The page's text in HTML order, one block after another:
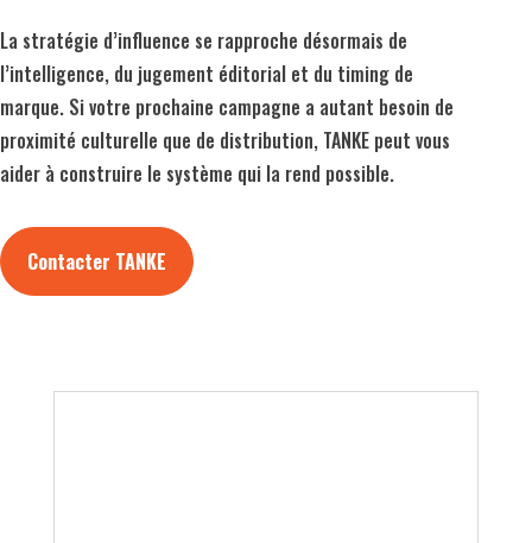
La stratégie d’influence se rapproche désormais de
l’intelligence, du jugement éditorial et du timing de
marque. Si votre prochaine campagne a autant besoin de
proximité culturelle que de distribution, TANKE peut vous
aider à construire le système qui la rend possible.
Contacter TANKE